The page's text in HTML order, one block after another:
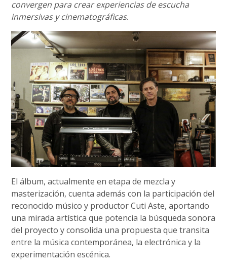
convergen para crear experiencias de escucha
inmersivas y cinematográficas.
El álbum, actualmente en etapa de mezcla y
masterización, cuenta además con la participación del
reconocido músico y productor Cuti Aste, aportando
una mirada artística que potencia la búsqueda sonora
del proyecto y consolida una propuesta que transita
entre la música contemporánea, la electrónica y la
experimentación escénica.